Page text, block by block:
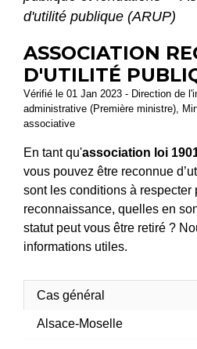
d'utilité publique (ARUP)
ASSOCIATION
D'UTILITÉ
Vérifié le 01 Jan 2023 - Direction de
administrative (Première ministre),
associative
En tant qu'association loi
vous pouvez être reconnue
sont les conditions à respecter
reconnaissance, quelles en
statut peut vous être retiré ?
informations utiles.
Cas général
Alsace-Moselle